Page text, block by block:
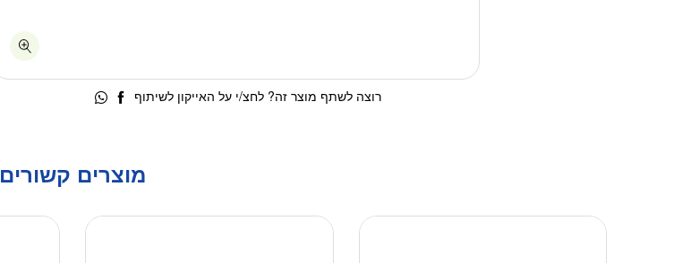
רוצה לשתף מוצר זה? לחצ/י על האייקון לשיתוף
מוצרים קשורים